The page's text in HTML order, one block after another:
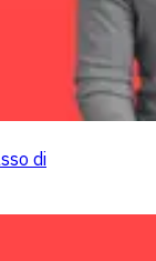
di